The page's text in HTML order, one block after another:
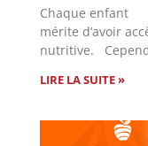
Chaque enfant
mérite d’avoir
nutritive.
LIRE LA SUITE »